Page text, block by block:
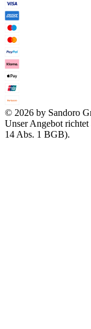
© 2026 by Sandoro
Unser Angebot
14 Abs. 1 BGB).